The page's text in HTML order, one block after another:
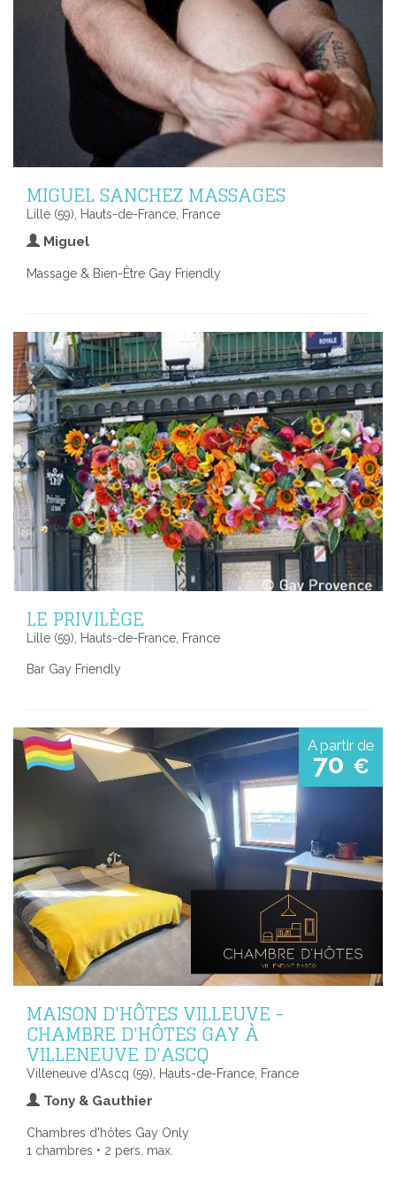
MIGUEL SANCHEZ MASSAGES
Lille (59), Hauts-de-France, France
Miguel
Massage & Bien-Être Gay Friendly
LE PRIVILÈGE
Lille (59), Hauts-de-France, France
Bar Gay Friendly
A partir de
70 €
MAISON D'HÔTES VILLEUVE -
CHAMBRE D'HÔTES GAY À
VILLENEUVE D'ASCQ
Villeneuve d'Ascq (59), Hauts-de-France, France
Tony & Gauthier
Chambres d'hôtes Gay Only
1 chambres • 2 pers. max.